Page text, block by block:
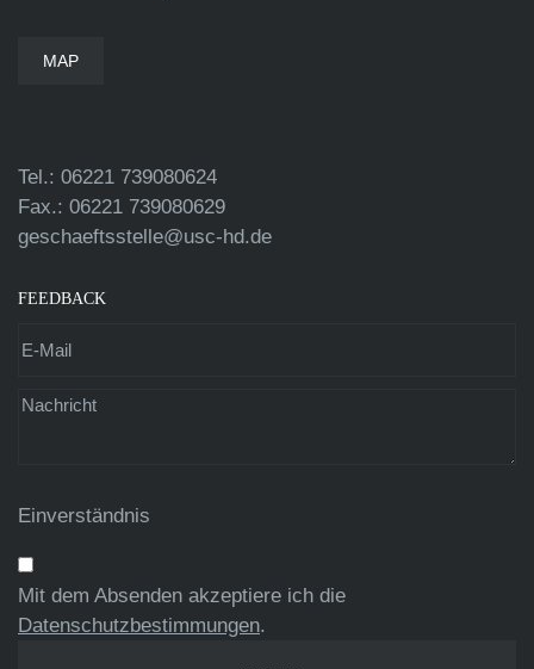
MAP
Tel.: 06221 739080624
Fax.: 06221 739080629
geschaeftsstelle@usc-hd.de
FEEDBACK
Einverständnis
Mit dem Absenden akzeptiere ich die
Datenschutzbestimmungen.